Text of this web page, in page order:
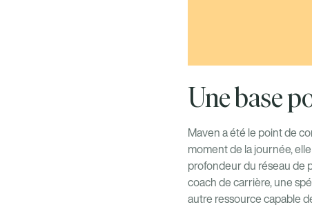
Une base
Maven a été le point de
moment de la journée,
profondeur du réseau de
coach de carrière, une
autre ressource capable